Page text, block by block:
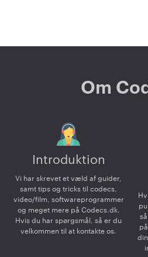
Om
Introduktion
Vi har skrevet et væld af guider,
samt tips og tricks til codecs,
video/film, softwareprogrammer
og meget mere på Codecs.dk.
Hvis du har spørgsmål, så er du
velkommen til at kontakte os.
på